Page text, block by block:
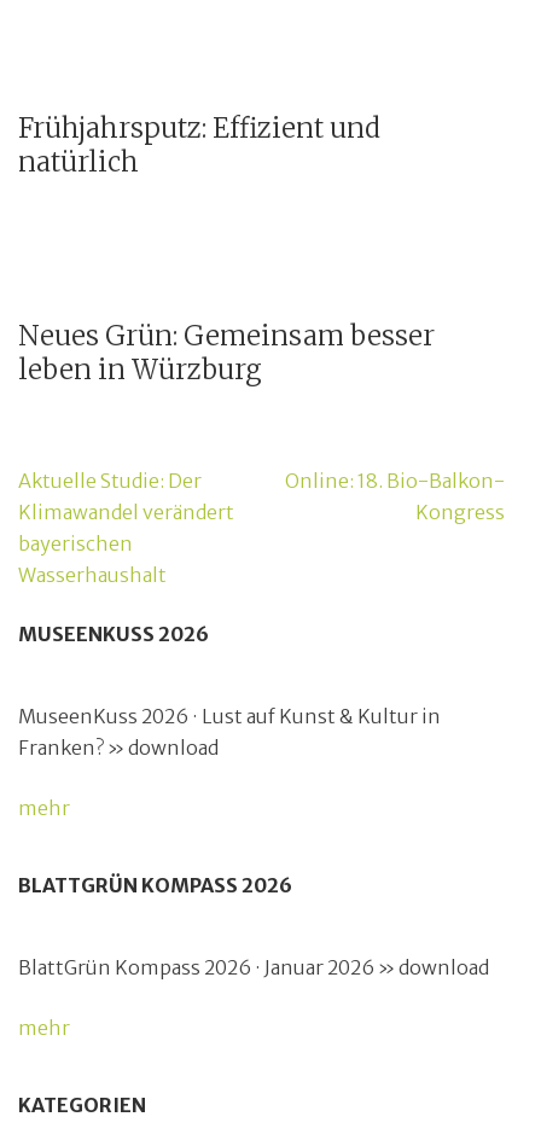
Frühjahrsputz: Effizient und
natürlich
Neues Grün: Gemeinsam besser
leben in Würzburg
Beitragsnavigation
Aktuelle Studie: Der
Klimawandel verändert
bayerischen
Wasserhaushalt
Online: 18. Bio-Balkon-
Kongress
MUSEENKUSS 2026
MuseenKuss 2026 · Lust auf Kunst & Kultur in
Franken? » download
mehr
BLATTGRÜN KOMPASS 2026
BlattGrün Kompass 2026 · Januar 2026 » download
mehr
KATEGORIEN